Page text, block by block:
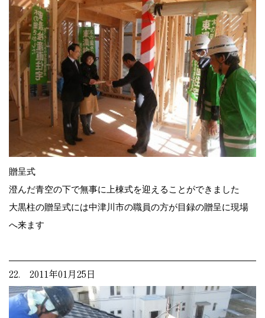
贈呈式
澄んだ青空の下で無事に上棟式を迎えることができました
大黒柱の贈呈式には中津川市の職員の方が目録の贈呈に現場
へ来ます
22. 2011年01月25日